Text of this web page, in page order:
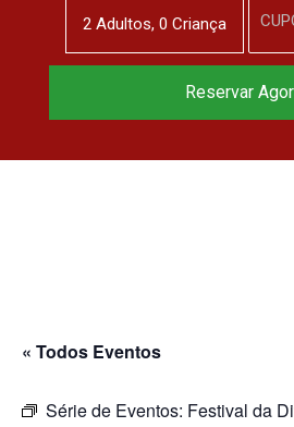
« Todos Eventos
Série de Eventos: Festival da
2 Adultos, 0 Criança
Reservar